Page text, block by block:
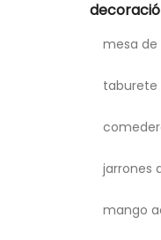
mesa de
taburete
jarrones
mango